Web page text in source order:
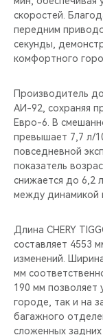
скоростей.
передним
секунды,
комфортного
Производитель
АИ-92, сохраняя
Евро-6. В
превышает 7,7 л/
повседневной
показатель
снижается до 6,2
между динамикой
Длина CHERY
составляет 4553
изменений.
мм
190 мм позволяет
городе, так и на
багажного
сложенных